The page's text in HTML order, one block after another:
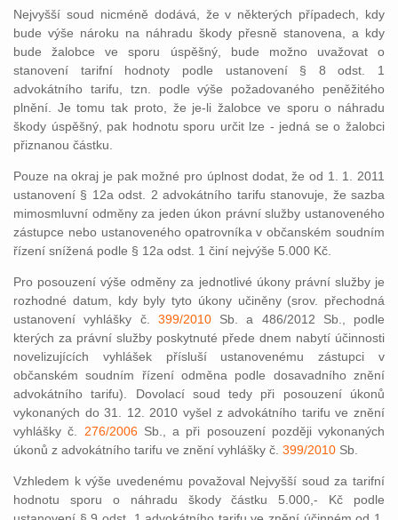
Nejvyšší soud nicméně dodává, že v některých případech, kdy
bude výše nároku na náhradu škody přesně stanovena, a kdy
bude žalobce ve sporu úspěšný, bude možno uvažovat o
stanovení tarifní hodnoty podle ustanovení § 8 odst. 1
advokátního tarifu, tzn. podle výše požadovaného peněžitého
plnění. Je tomu tak proto, že je-li žalobce ve sporu o náhradu
škody úspěšný, pak hodnotu sporu určit lze - jedná se o žalobci
přiznanou částku.
Pouze na okraj je pak možné pro úplnost dodat, že od 1. 1. 2011
ustanovení § 12a odst. 2 advokátního tarifu stanovuje, že sazba
mimosmluvní odměny za jeden úkon právní služby ustanoveného
zástupce nebo ustanoveného opatrovníka v občanském soudním
řízení snížená podle § 12a odst. 1 činí nejvýše 5.000 Kč.
Pro posouzení výše odměny za jednotlivé úkony právní služby je
rozhodné datum, kdy byly tyto úkony učiněny (srov. přechodná
ustanovení vyhlášky č. 399/2010Sb. a 486/2012 Sb., podle
kterých za právní služby poskytnuté přede dnem nabytí účinnosti
novelizujících vyhlášek přísluší ustanovenému zástupci v
občanském soudním řízení odměna podle dosavadního znění
advokátního tarifu). Dovolací soud tedy při posouzení úkonů
vykonaných do 31. 12. 2010 vyšel z advokátního tarifu ve znění
vyhlášky č. 276/2006Sb., a při posouzení později vykonaných
úkonů z advokátního tarifu ve znění vyhlášky č. 399/2010 Sb.
Vzhledem k výše uvedenému považoval Nejvyšší soud za tarifní
hodnotu sporu o náhradu škody částku 5.000,- Kč podle